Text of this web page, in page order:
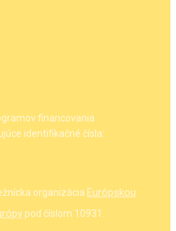
financovania
identifikačné čísla:
organizácia Európskou
pod číslom 10931.